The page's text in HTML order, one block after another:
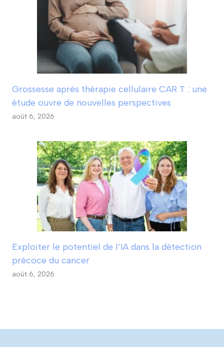
Grossesse après thérapie cellulaire CAR T : une
étude ouvre de nouvelles perspectives
août 6, 2026
Exploiter le potentiel de l’IA dans la détection
précoce du cancer
août 6, 2026